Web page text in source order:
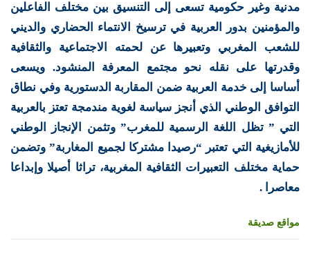
مدنية وغير حكومية تسعى إلى التنسيق بين مختلف الفاعلين
والمؤمنين بدور العربية في ترسيخ الانتماء الحضاري والديني
للشعب المغربي وتعبيرها عن لحمته الاجتماعية والثقافية
وقدرتها على نقله نحو مجتمع المعرفة المنشود. ويسعى
أساسا إلى خدمة العربية ضمن المقاربة الدستورية وفي نطاق
التوافق الوطني الذي أنجز سياسة لغوية مندمجة تعتز بالعربية
التي ” تظل اللغة الرسمية للمغرب” وتثمن الإنجاز الوطني
للأمازيغية التي تعتبر “رصيدا مشتركا لجميع المغاربة” وتضمن
حماية مختلف التعبيرات الثقافية المغربية، تراثا أصيلا وإبداعا
معاصرا .
مواقع صديقة